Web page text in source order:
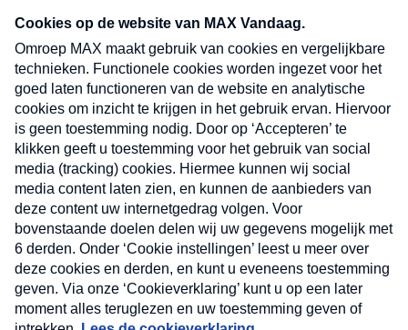
nieuwsbrief. Elke vrijdag- en dinsdagochtend in
uw mailbox.
Verzend
Nieuwsbrief
Neem hier een gratis abonnement op onze
nieuwsbrief. Elke vrijdag- en dinsdagochtend in uw